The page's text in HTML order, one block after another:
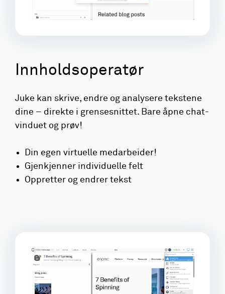
Innholdsoperatør
Juke kan skrive, endre og analysere tekstene
dine – direkte i grensesnittet. Bare åpne chat-
vinduet og prøv!
Din egen virtuelle medarbeider!
Gjenkjenner individuelle felt
Oppretter og endrer tekst